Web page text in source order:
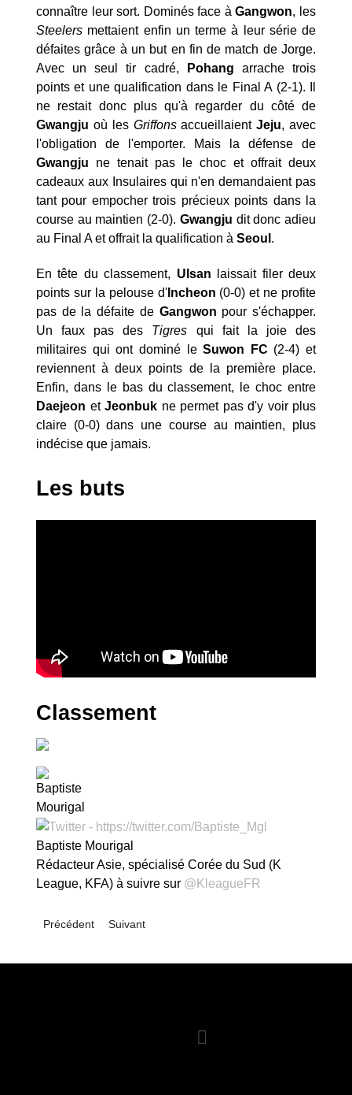
connaître leur sort. Dominés face àGangwon, les
Steelers mettaient enfin un terme à leur série de
défaites grâce à un but en fin de match de Jorge.
Avec un seul tir cadré,
Pohang arrache trois
points et une qualification dans le Final A (2-1). Il
ne restait donc plus qu'à regarder du côté de
Gwangju où les GriffonsaccueillaientJeju, avec
l'obligation de l'emporter. Mais la défense de
Gwangju ne tenait pas le choc et offrait deux
cadeaux aux Insulaires qui n'en demandaient pas
tant pour empocher trois précieux points dans la
course au maintien (2-0). Gwangju dit donc adieu
au Final A et offrait la qualification à Seoul .
En tête du classement, Ulsan laissait filer deux
points sur la pelouse d'Incheon (0-0) et ne profite
pas de la défaite de Gangwon pour s'échapper.
Un faux pas des Tigres qui fait la joie des
militaires qui ont dominé leSuwon FC (2-4) et
reviennent à deux points de la première place.
Enfin, dans le bas du classement, le choc entre
Daejeon et Jeonbuk ne permet pas d'y voir plus
claire (0-0) dans une course au maintien, plus
indécise que jamais.
Les buts
Classement
Baptiste Mourigal
Rédacteur Asie, spécialisé Corée du Sud (K
League, KFA) à suivre sur @KleagueFR
Article précédent : Corée du Sud – Grand format : Seoul –
Précédent Article suivant : Corée du Sud – K League 2024
Suivant